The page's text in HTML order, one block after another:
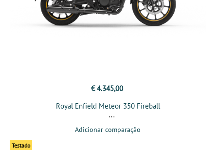
€ 4.345,00
Royal Enfield Meteor 350 Fireball
Adicionar comparação
Testado